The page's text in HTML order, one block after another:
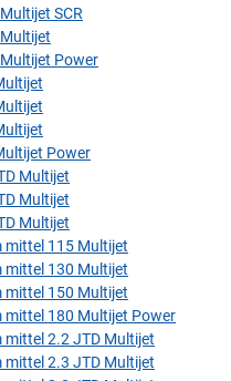
SCR
Power
Power
Multijet
Multijet
Multijet
mittel 115 Multijet
mittel 130 Multijet
mittel 150 Multijet
mittel 180 Multijet Power
2.2 JTD Multijet
2.3 JTD Multijet